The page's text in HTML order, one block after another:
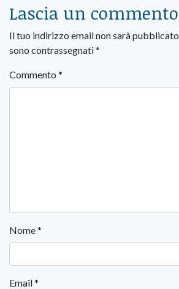
Lascia un commento
Il tuo indirizzo email non sarà pubblicato.
sono contrassegnati*
Commento *
Nome*
Email*